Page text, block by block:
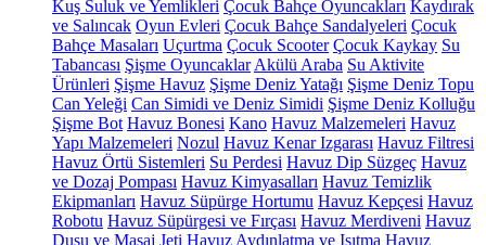
Kuş Suluk ve Yemlikleri Çocuk Bahçe Oyuncakları Kaydırak
ve Salıncak Oyun Evleri Çocuk Bahçe Sandalyeleri Çocuk
Bahçe Masaları Uçurtma Çocuk Scooter Çocuk Kaykay Su
Tabancası Şişme Oyuncaklar Akülü Araba Su Aktivite
Ürünleri Şişme Havuz Şişme Deniz Yatağı Şişme Deniz Topu
Can Yeleği Can Simidi ve Deniz Simidi Şişme Deniz Kolluğu
Şişme Bot Havuz Bonesi Kano Havuz Malzemeleri Havuz
Yapı Malzemeleri Nozul Havuz Kenar Izgarası Havuz Filtresi
Havuz Örtü Sistemleri Su Perdesi Havuz Dip Süzgeç Havuz
ve Dozaj Pompası Havuz Kimyasalları Havuz Temizlik
Ekipmanları Havuz Süpürge Hortumu Havuz Kepçesi Havuz
Robotu Havuz Süpürgesi ve Fırçası Havuz Merdiveni Havuz
Duşu ve Masaj Jeti Havuz Aydınlatma ve Isıtma Havuz